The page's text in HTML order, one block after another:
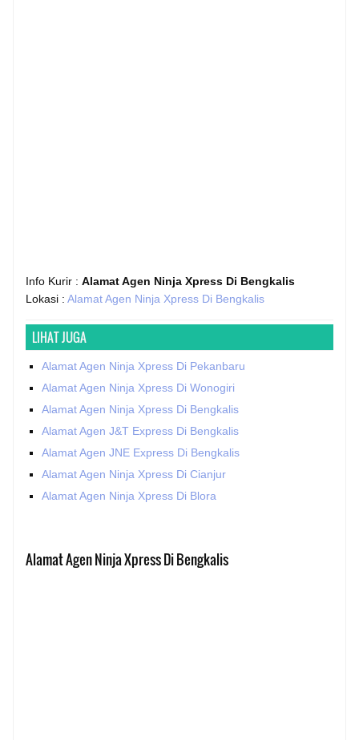
Info Kurir : Alamat Agen Ninja Xpress Di Bengkalis
Lokasi : Alamat Agen Ninja Xpress Di Bengkalis
LIHAT JUGA
Alamat Agen Ninja Xpress Di Pekanbaru
Alamat Agen Ninja Xpress Di Wonogiri
Alamat Agen Ninja Xpress Di Bengkalis
Alamat Agen J&T Express Di Bengkalis
Alamat Agen JNE Express Di Bengkalis
Alamat Agen Ninja Xpress Di Cianjur
Alamat Agen Ninja Xpress Di Blora
Alamat Agen Ninja Xpress Di Bengkalis